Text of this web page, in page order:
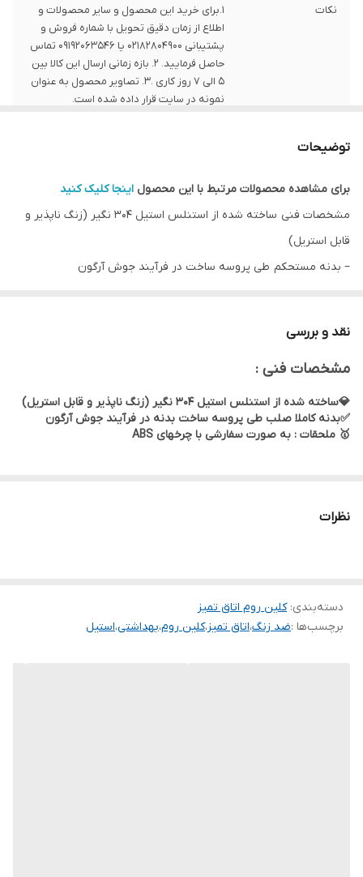
نکات
1.برای خرید این محصول و سایر محصولات و
اطلاع از زمان دقیق تحویل با شماره فروش و
پشتیبانی 02182804900 یا 09192063546 تماس
حاصل فرمایید. 2. بازه زمانی ارسال این کالا بین
5 الی 7 روز کاری .3. تصاویر محصول به عنوان
نمونه در سایت قرار داده شده است.
توضیحات
برای مشاهده محصولات مرتبط با این محصول اینجا کلیک کنید
مشخصات فنی ساخته شده از استنلس استیل 304 نگیر (زنگ ناپذیر و
قابل استریل)
– بدنه مستحکم طی پروسه ساخت در فرآیند جوش آرگون
نقد و بررسی
مشخصات فنی :
💎ساخته شده از استنلس استیل 304 نگیر (زنگ ناپذیر و قابل استریل)
✅بدنه کاملا صلب طی پروسه ساخت بدنه در فرآیند جوش آرگون
🥇 ملحقات : به صورت سفارشی با چرخهای ABS
نظرات
دسته‌بندی:کلین روم اتاق تمیز
برچسب‌ها :ضد زنگ،اتاق تمیز،کلین روم،بهداشتی،استیل